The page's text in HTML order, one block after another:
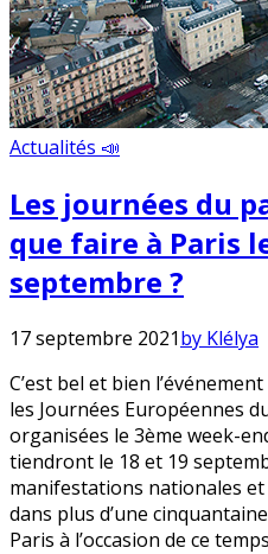
Actualités 📣
Les journées du
que faire à Paris
septembre ?
17 septembre 2021by Klélya
C’est bel et bien
les Journées Européennes
organisées le 3ème week-
tiendront le 18 et 19
manifestations nationales
dans plus d’une
Paris à l’occasion de ce